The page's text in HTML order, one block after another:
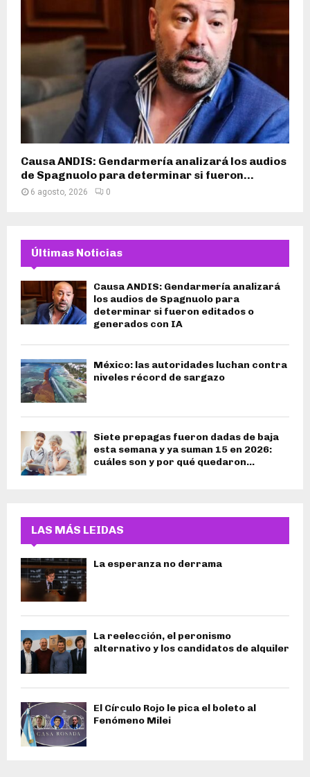
Causa ANDIS: Gendarmería analizará los audios
de Spagnuolo para determinar si fueron...
6 agosto, 2026 0
Últimas Noticias
Causa ANDIS: Gendarmería analizará
los audios de Spagnuolo para
determinar si fueron editados o
generados con IA
México: las autoridades luchan contra
niveles récord de sargazo
Siete prepagas fueron dadas de baja
esta semana y ya suman 15 en 2026:
cuáles son y por qué quedaron...
LAS MÁS LEIDAS
La esperanza no derrama
La reelección, el peronismo
alternativo y los candidatos de alquiler
El Círculo Rojo le pica el boleto al
Fenómeno Milei